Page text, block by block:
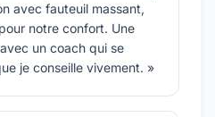
avec fauteuil massant,
notre confort. Une
un coach qui se
je conseille vivement. »